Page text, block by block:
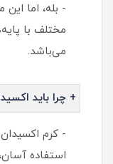
- بله، اما
می‌باشد.
+ چرا باید اکسیدان 6 درصد سینوس را
- کرم
استفاده